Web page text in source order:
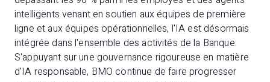
intelligents venant en soutien aux équipes de première
ligne et aux équipes opérationnelles, l'IA est désormais
intégrée dans l'ensemble des activités de la Banque.
S'appuyant sur une gouvernance rigoureuse en matière
d'IA responsable, BMO continue de faire progresser